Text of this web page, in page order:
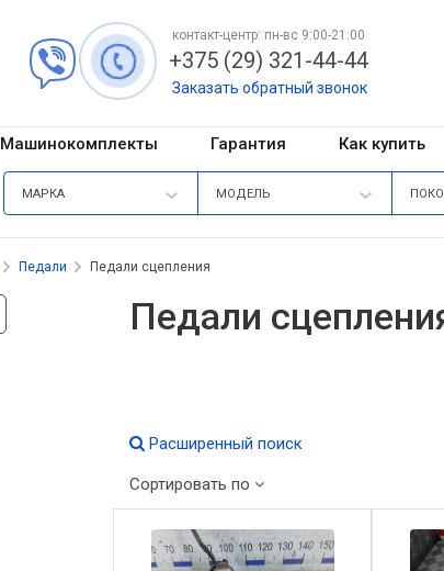
контакт-центр: пн-вс 9:00-21:00
+375 (29) 321-44-44
Заказать обратный звонок
Машинокомплекты Гарантия Как купить
МАРКА МОДЕЛЬ
Педали Педали сцепления
Педали
Расширенный поиск
Сортировать по